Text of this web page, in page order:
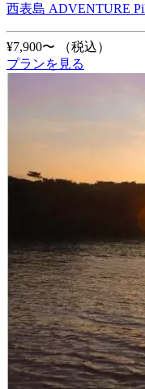
西表島 ADVENTURE
¥7,900〜
（税込）
プランを見る